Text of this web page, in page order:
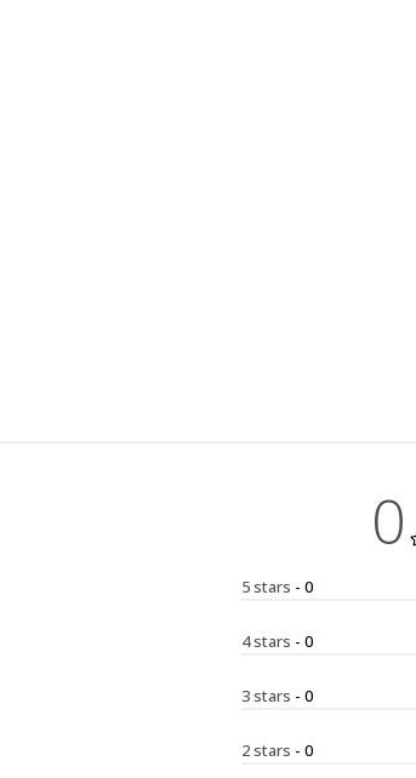
0
5 stars - 0
4 stars - 0
3 stars - 0
2 stars - 0